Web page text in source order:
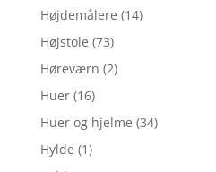
Højdemålere (14)
Højstole (73)
Høreværn (2)
Huer (16)
Huer og hjelme (34)
Hylde (1)